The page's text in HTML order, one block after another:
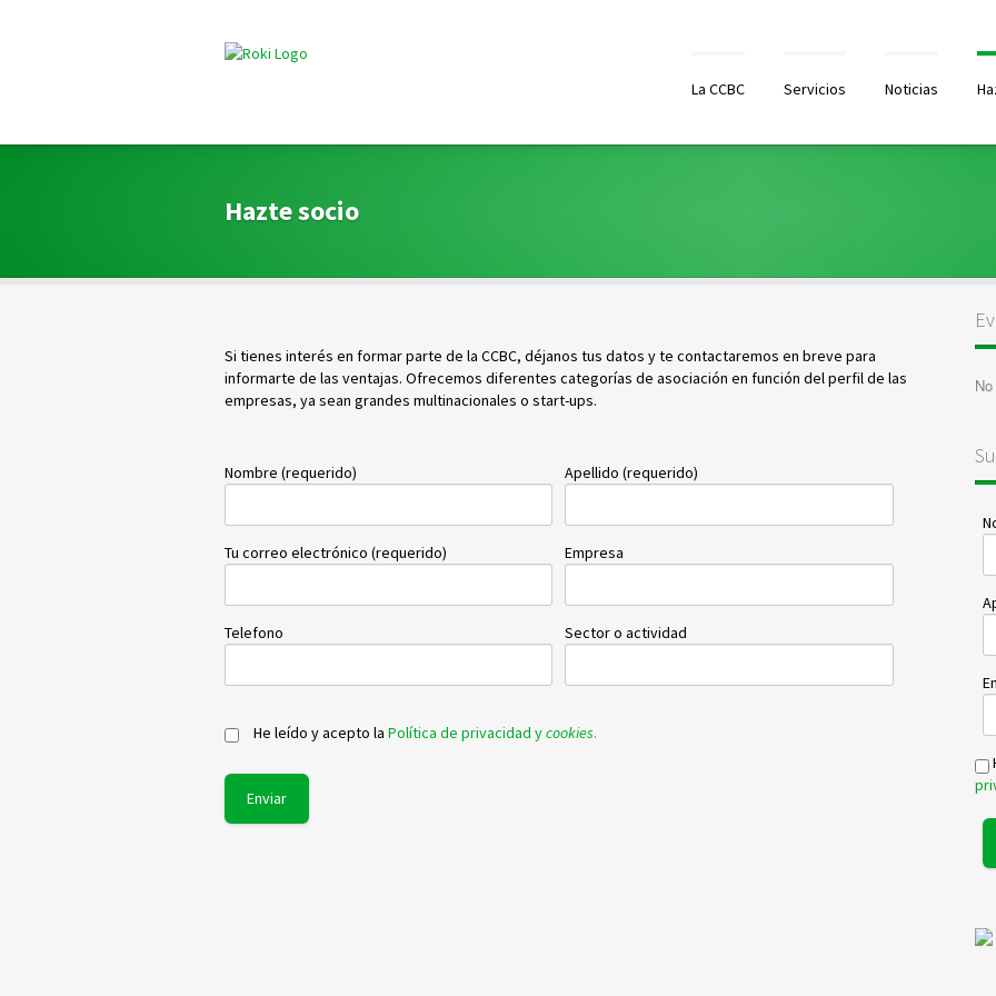
La CCBC Servicios Noticias
Hazte socio
Si tienes interés en formar parte de la CCBC, déjanos tus datos y te contactaremos en breve para
informarte de las ventajas. Ofrecemos diferentes categorías de asociación en función del perfil de las
empresas, ya sean grandes multinacionales o start-ups.
Nombre (requerido) Apellido (requerido)
Tu correo electrónico (requerido) Empresa
Telefono Sector o actividad
He leído y acepto la Política de privacidad ycookies.